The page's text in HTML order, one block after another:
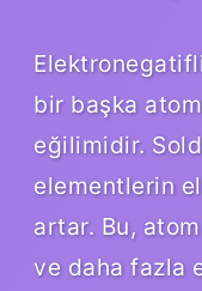
bir başka
eğilimidir.
elementlerin
artar. Bu,
ve daha fazla